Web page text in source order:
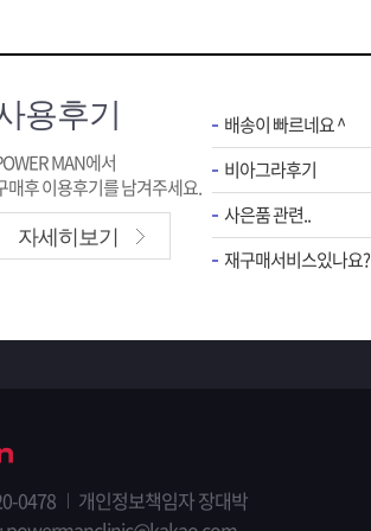
용후기
MAN에서
매후 이용후기를 남겨주세요.
자세히보기
배송이 빠르네요 ^
비아그라후기
사은품 관련..
재구매서비스있나요?
0478
개인정보책임자 장대박